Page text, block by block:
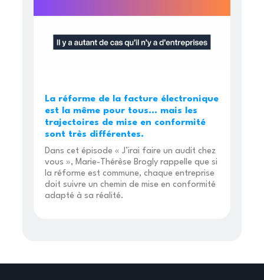
La réforme de la facture électronique
est la même pour tous… mais les
trajectoires de mise en conformité
sont très différentes.
Dans cet épisode « J’irai faire un audit chez
vous », Marie-Thérèse Brogly rappelle que si
la réforme est commune, chaque entreprise
doit suivre un chemin de mise en conformité
adapté à sa réalité.